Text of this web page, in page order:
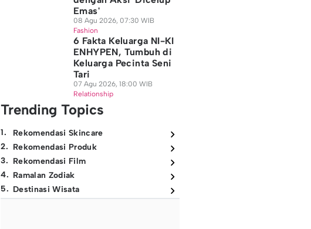
Emas'
08 Agu 2026, 07:30 WIB
Fashion
6 Fakta Keluarga NI-KI
ENHYPEN, Tumbuh di
Keluarga Pecinta Seni
Tari
07 Agu 2026, 18:00 WIB
Relationship
Trending Topics
1.
Rekomendasi Skincare
2. Rekomendasi Produk
3. Rekomendasi Film
4. Ramalan Zodiak
5. Destinasi Wisata